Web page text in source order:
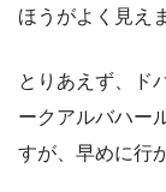
ほうがよく見え
とりあえず、ド
ークアルバハー
すが、早めに行